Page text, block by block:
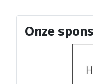
Onze